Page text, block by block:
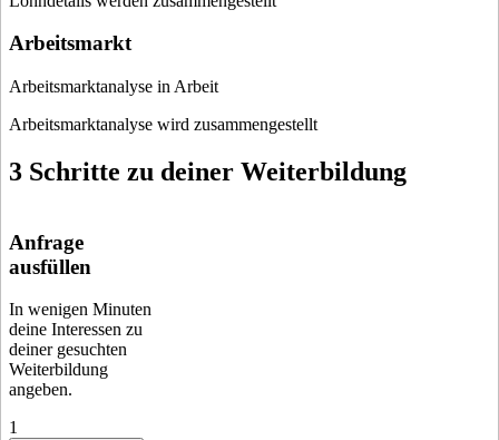
Arbeitsmarkt
Arbeitsmarktanalyse in Arbeit
Arbeitsmarktanalyse wird zusammengestellt
3 Schritte zu deiner Weiterbildung
Anfrage
ausfüllen
In wenigen Minuten
deine Interessen zu
deiner gesuchten
Weiterbildung
angeben.
1